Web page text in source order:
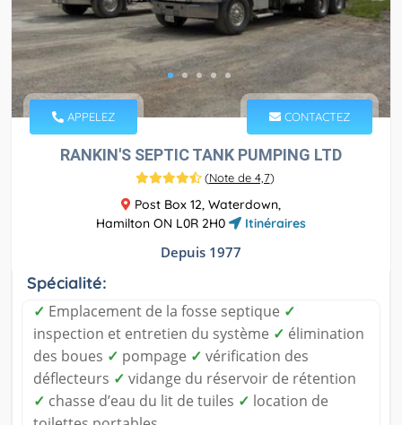
APPELEZ CONTACTEZ
RANKIN'S SEPTIC TANK PUMPING LTD
(Note de 4,7)
Post Box 12, Waterdown,
Hamilton ON L0R 2H0
Itinéraires
Depuis 1977
Spécialité:
✓ Emplacement de la fosse septique ✓
inspection et entretien du système ✓ élimination
des boues ✓ pompage ✓ vérification des
déflecteurs ✓ vidange du réservoir de rétention
✓ chasse d’eau du lit de tuiles ✓ location de